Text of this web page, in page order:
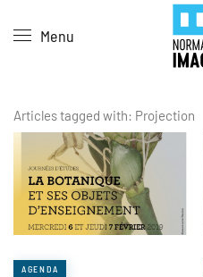
Skip to main content
Menu
Articles tagged with: Projection
AGENDA
Panneau de gestion des cookies